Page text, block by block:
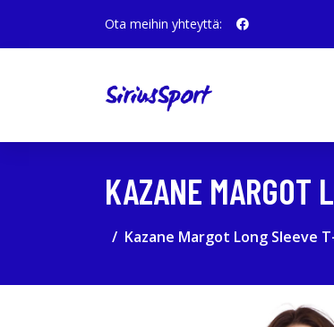
Ota meihin yhteyttä:
KAZANE MARGOT
Kazane Margot Long Sleeve